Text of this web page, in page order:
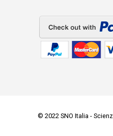
© 2022 SNO Italia -